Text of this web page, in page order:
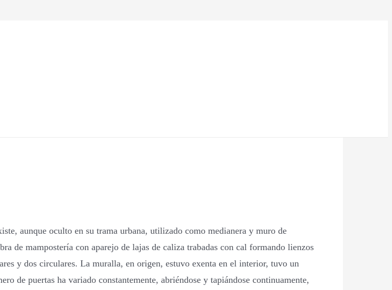
aunque oculto en su trama urbana, utilizado como medianera y muro de
de mampostería con aparejo de lajas de caliza trabadas con cal formando lienzos
y dos circulares. La muralla, en origen, estuvo exenta en el interior, tuvo un
de puertas ha variado constantemente, abriéndose y tapiándose continuamente,